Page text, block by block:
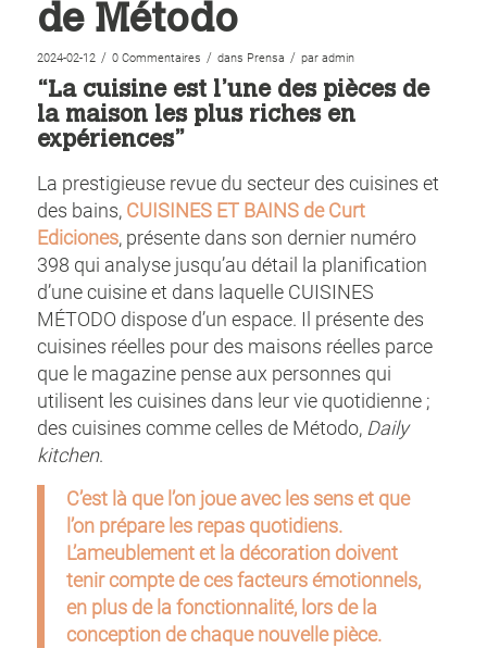
de Método
2024-02-12 / 0 Commentaires / dans Prensa / par admin
“La cuisine est l’une des pièces de
la maison les plus riches en
expériences”
La prestigieuse revue du secteur des cuisines et
des bains, CUISINES ET BAINS de Curt
Ediciones, présente dans son dernier numéro
398 qui analyse jusqu’au détail la planification
d’une cuisine et dans laquelle CUISINES
MÉTODO dispose d’un espace. Il présente des
cuisines réelles pour des maisons réelles parce
que le magazine pense aux personnes qui
utilisent les cuisines dans leur vie quotidienne ;
des cuisines comme celles de Método, Daily
kitchen.
C’est là que l’on joue avec les sens et que
l’on prépare les repas quotidiens.
L’ameublement et la décoration doivent
tenir compte de ces facteurs émotionnels,
en plus de la fonctionnalité, lors de la
conception de chaque nouvelle pièce.